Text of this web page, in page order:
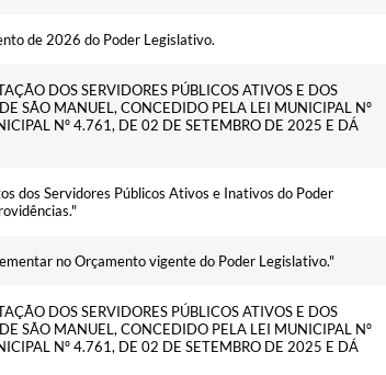
de 2026 do Poder Legislativo.
DOS SERVIDORES PÚBLICOS ATIVOS E DOS
SÃO MANUEL, CONCEDIDO PELA LEI MUNICIPAL Nº
Nº 4.761, DE 02 DE SETEMBRO DE 2025 E DÁ
dos Servidores Públicos Ativos e Inativos do Poder
no Orçamento vigente do Poder Legislativo."
DOS SERVIDORES PÚBLICOS ATIVOS E DOS
SÃO MANUEL, CONCEDIDO PELA LEI MUNICIPAL Nº
Nº 4.761, DE 02 DE SETEMBRO DE 2025 E DÁ